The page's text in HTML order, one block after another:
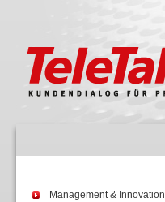
Management & Innovation